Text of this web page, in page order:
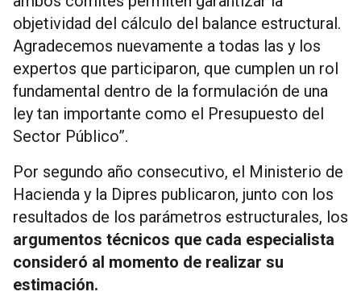
objetividad del cálculo del balance estructural.
Agradecemos nuevamente a todas las y los
expertos que participaron, que cumplen un rol
fundamental dentro de la formulación de una
ley tan importante como el Presupuesto del
Sector Público”.
Por segundo año consecutivo, el Ministerio de
Hacienda y la Dipres publicaron, junto con los
resultados de los parámetros estructurales, los
argumentos técnicos que cada especialista
consideró al momento de realizar su
estimación.